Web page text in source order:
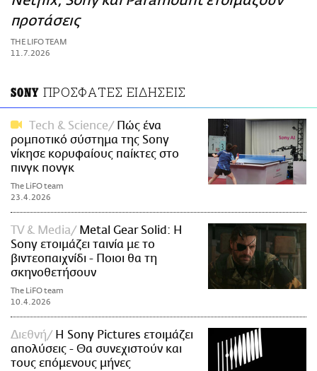
ΑΜΠΑ
PRINT
προτάσεις
THE LIFO TEAM
11.7.2026
SONY ΠΡΟΣΦΑΤΕΣ ΕΙΔΗΣΕΙΣ
Τech & Science
Πώς ένα
ρομποτικό σύστημα της Sony
νίκησε κορυφαίους παίκτες στο
πινγκ πονγκ
The LiFO team
23.4.2026
TV & Media
Metal Gear Solid: Η
Sony ετοιμάζει ταινία με το
βιντεοπαιχνίδι - Ποιοι θα τη
σκηνοθετήσουν
The LiFO team
10.4.2026
Διεθνή
Η Sony Pictures ετοιμάζει
απολύσεις - Θα συνεχιστούν και
τους επόμενους μήνες